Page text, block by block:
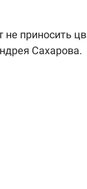
приносить
Сахарова.